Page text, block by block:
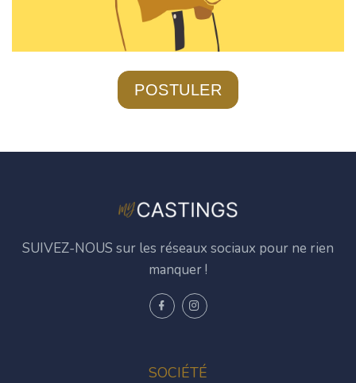
POSTULER
SUIVEZ-NOUS sur les réseaux sociaux pour ne rien
manquer !
SOCIÉTÉ